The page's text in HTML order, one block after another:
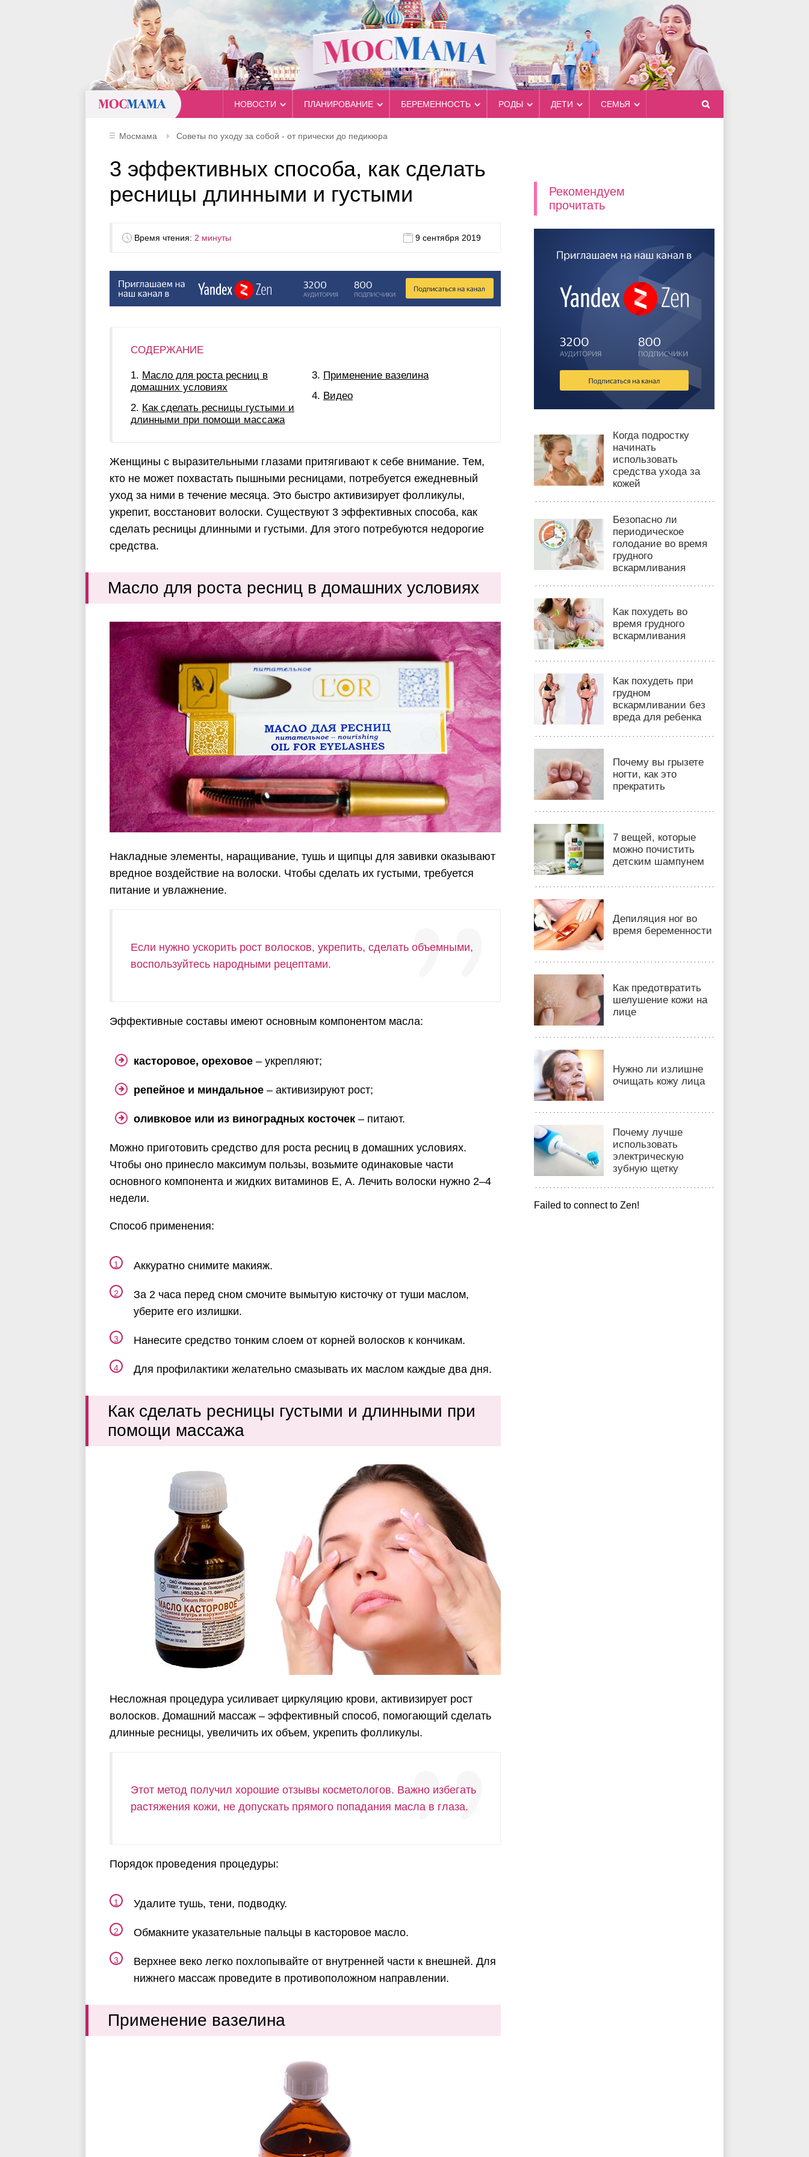
НОВОСТИ ПЛАНИРОВАНИЕ БЕРЕМЕННОСТЬ РОДЫ ДЕТИ СЕМЬЯ
Мосмама Советы по уходу за собой - от прически до педикюра
3 эффективных способа, как сделать
ресницы длинными и густыми
Время чтения: 2 минуты 9 сентября 2019
СОДЕРЖАНИЕ
Масло для роста ресниц в
домашних условиях
Как сделать ресницы густыми и
длинными при помощи массажа
Применение вазелина
Видео
Женщины с выразительными глазами притягивают к себе внимание. Тем,
кто не может похвастать пышными ресницами, потребуется ежедневный
уход за ними в течение месяца. Это быстро активизирует фолликулы,
укрепит, восстановит волоски. Существуют 3 эффективных способа, как
сделать ресницы длинными и густыми. Для этого потребуются недорогие
средства.
Масло для роста ресниц в домашних условиях
Накладные элементы, наращивание, тушь и щипцы для завивки оказывают
вредное воздействие на волоски. Чтобы сделать их густыми, требуется
питание и увлажнение.
Если нужно ускорить рост волосков, укрепить, сделать объемными,
воспользуйтесь народными рецептами.
Эффективные составы имеют основным компонентом масла:
касторовое, ореховое – укрепляют;
репейное и миндальное – активизируют рост;
оливковое или из виноградных косточек – питают.
Можно приготовить средство для роста ресниц в домашних условиях.
Чтобы оно принесло максимум пользы, возьмите одинаковые части
основного компонента и жидких витаминов E, А. Лечить волоски нужно 2–4
недели.
Способ применения:
Аккуратно снимите макияж.
За 2 часа перед сном смочите вымытую кисточку от туши маслом,
уберите его излишки.
Нанесите средство тонким слоем от корней волосков к кончикам.
Для профилактики желательно смазывать их маслом каждые два дня.
Как сделать ресницы густыми и длинными при
помощи массажа
Несложная процедура усиливает циркуляцию крови, активизирует рост
волосков. Домашний массаж – эффективный способ, помогающий сделать
длинные ресницы, увеличить их объем, укрепить фолликулы.
Этот метод получил хорошие отзывы косметологов. Важно избегать
растяжения кожи, не допускать прямого попадания масла в глаза.
Порядок проведения процедуры:
Удалите тушь, тени, подводку.
Обмакните указательные пальцы в касторовое масло.
Верхнее веко легко похлопывайте от внутренней части к внешней. Для
нижнего массаж проведите в противоположном направлении.
Применение вазелина
Рекомендуем
прочитать
Когда подростку
начинать
использовать
средства ухода за
кожей
Безопасно ли
периодическое
голодание во время
грудного
вскармливания
Как похудеть во
время грудного
вскармливания
Как похудеть при
грудном
вскармливании без
вреда для ребенка
Почему вы грызете
ногти, как это
прекратить
7 вещей, которые
можно почистить
детским шампунем
Депиляция ног во
время беременности
Как предотвратить
шелушение кожи на
лице
Нужно ли излишне
очищать кожу лица
Почему лучше
использовать
электрическую
зубную щетку
Failed to connect to Zen!